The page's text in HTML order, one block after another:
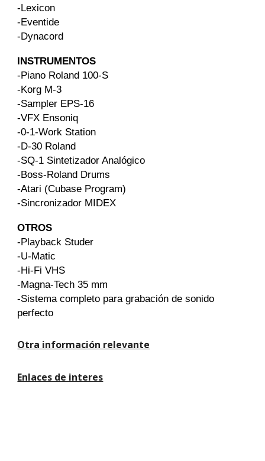
-Lexicon
-Eventide
-Dynacord
INSTRUMENTOS
-Piano Roland 100-S
-Korg M-3
-Sampler EPS-16
-VFX Ensoniq
-0-1-Work Station
-D-30 Roland
-SQ-1 Sintetizador Analógico
-Boss-Roland Drums
-Atari (Cubase Program)
-Sincronizador MIDEX
OTROS
-Playback Studer
-U-Matic
-Hi-Fi VHS
-Magna-Tech 35 mm
-Sistema completo para grabación de sonido
perfecto
Otra información relevante
Enlaces de interes